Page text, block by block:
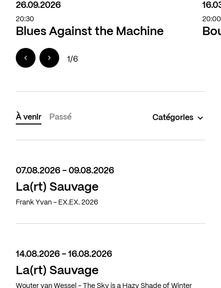
Blues Against the Machine
26.09.2026
20:30 20:00
1/6
À venir Passé Catégories
07.08.2026 - 09.08.2026
La(rt) Sauvage
Frank Yvan - EX.EX. 2026
14.08.2026 - 16.08.2026
La(rt) Sauvage
Wouter van Wessel - The Sky is a Hazy Shade of Winter